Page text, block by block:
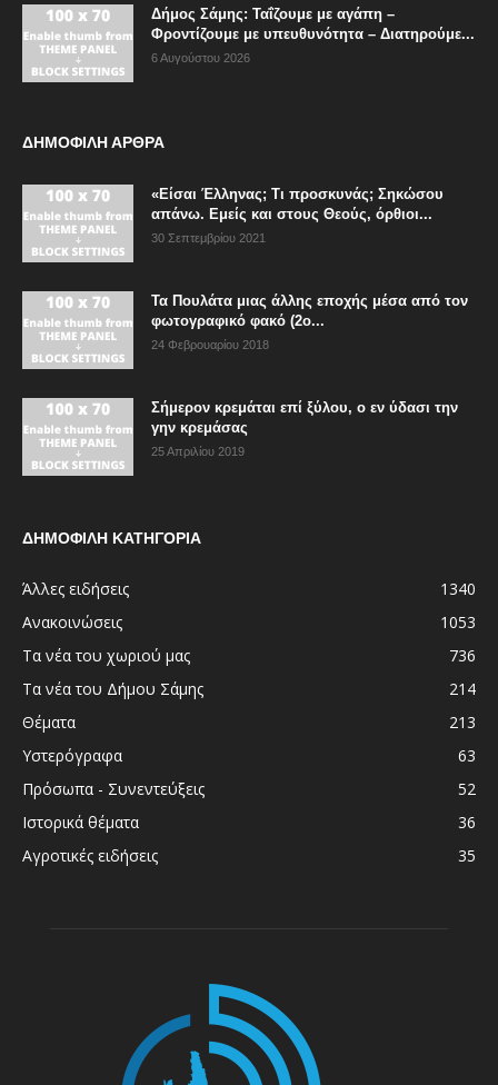
Δήμος Σάμης: Ταΐζουμε με αγάπη –
Φροντίζουμε με υπευθυνότητα – Διατηρούμε...
6 Αυγούστου 2026
ΔΗΜΟΦΙΛΗ ΑΡΘΡΑ
«Είσαι Έλληνας; Τι προσκυνάς; Σηκώσου
απάνω. Εμείς και στους Θεούς, όρθιοι...
30 Σεπτεμβρίου 2021
Τα Πουλάτα μιας άλλης εποχής μέσα από τον
φωτογραφικό φακό (2ο...
24 Φεβρουαρίου 2018
Σήμερον κρεμάται επί ξύλου, ο εν ύδασι την
γην κρεμάσας
25 Απριλίου 2019
ΔΗΜΟΦΙΛΗ ΚΑΤΗΓΟΡΙΑ
Άλλες ειδήσεις
1340
Ανακοινώσεις
1053
Τα νέα του χωριού μας
736
Τα νέα του Δήμου Σάμης
214
Θέματα
213
Υστερόγραφα
63
Πρόσωπα - Συνεντεύξεις
52
Ιστορικά θέματα
36
Αγροτικές ειδήσεις
35